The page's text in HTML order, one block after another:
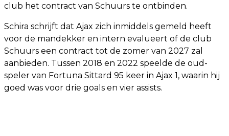
club het contract van Schuurs te ontbinden.
Schira schrijft dat Ajax zich inmiddels gemeld heeft
voor de mandekker en intern evalueert of de club
Schuurs een contract tot de zomer van 2027 zal
aanbieden. Tussen 2018 en 2022 speelde de oud-
speler van Fortuna Sittard 95 keer in Ajax 1, waarin hij
goed was voor drie goals en vier assists.